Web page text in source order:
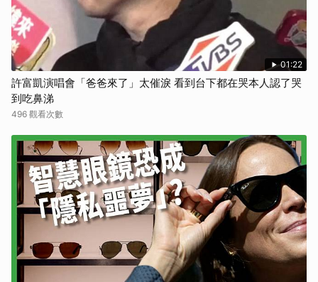
01:22
許富凱演唱會「爸爸來了」太催淚 看到台下都在哭本人認了哭
到吃鼻涕
496 觀看次數